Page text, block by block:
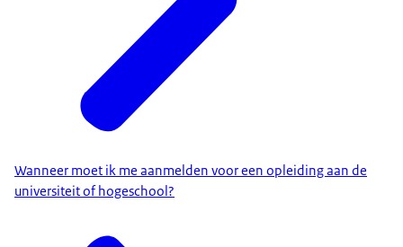
Wanneer moet ik me aanmelden voor een opleiding aan de
universiteit of hogeschool?